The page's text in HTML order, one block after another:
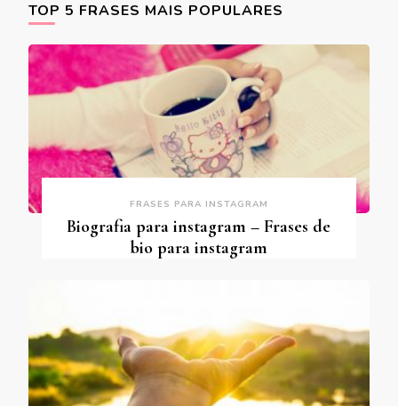
TOP 5 FRASES MAIS POPULARES
FRASES PARA INSTAGRAM
Biografia para instagram – Frases de
bio para instagram